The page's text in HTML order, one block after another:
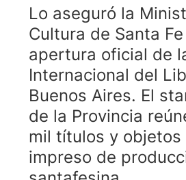
Lo aseguró la
Cultura de Santa
apertura oficial de
Internacional del
Buenos Aires. El
de la Provincia
mil títulos y objetos
impreso de